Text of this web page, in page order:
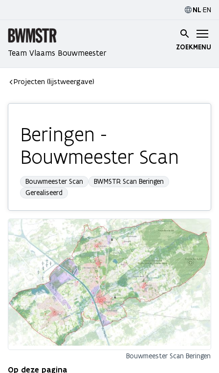
NL·EN
Team Vlaams Bouwmeester
ZOEKMENU
Projecten (lijstweergave)
Beringen -
Bouwmeester Scan
Bouwmeester Scan
BWMSTR Scan Beringen
Gerealiseerd
Bouwmeester Scan Beringen
Op deze pagina